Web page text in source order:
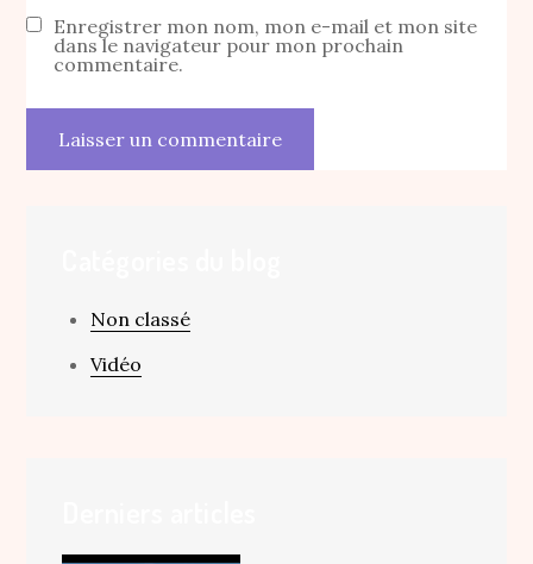
Enregistrer mon nom, mon e-mail et mon site
dans le navigateur pour mon prochain
commentaire.
Non classé
Vidéo